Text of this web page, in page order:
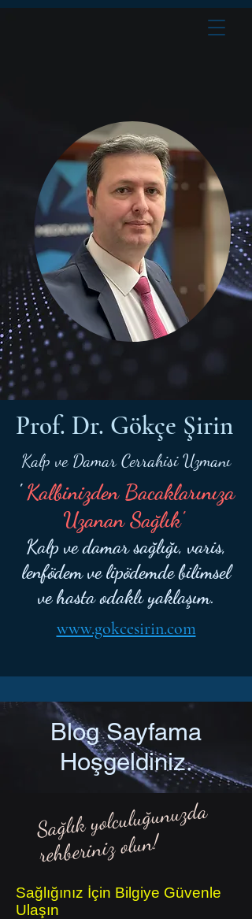
Kalp ve Damar Cerrahisi Uzmanı
Prof. Dr. Gökçe Şirin
Kalbinizden Bacaklarınıza
Uzanan Sağlık'
Kalp ve damar sağlığı, varis,
lenfödem ve lipödemde bilimsel
ve hasta odaklı yaklaşım.
www.gokcesirin.com
Blog Sayfama
Hoşgeldiniz.
Sağlık yolculuğunuzda
rehberiniz olun!
Sağlığınız İçin Bilgiye Güvenle
Ulaşın